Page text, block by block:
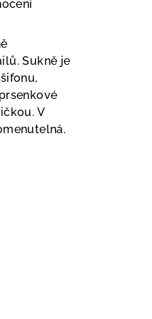
Sukně je
V